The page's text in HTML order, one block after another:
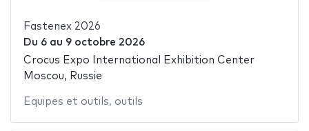
Fastenex 2026
Du 6au 9 octobre 2026
Crocus Expo International Exhibition Center
Moscou, Russie
Equipes et outils, outils